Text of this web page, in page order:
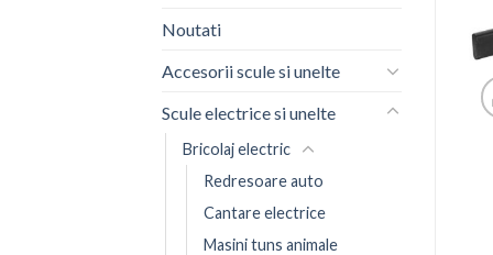
Noutati
Accesorii scule si unelte
Scule electrice si unelte
Bricolaj electric
Redresoare auto
Cantare electrice
Masini tuns animale